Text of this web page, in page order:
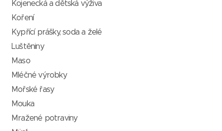
Kojenecká a dětská výživa
Koření
Kypřící prášky, soda a želé
Luštěniny
Maso
Mléčné výrobky
Mořské řasy
Mouka
Mražené potraviny